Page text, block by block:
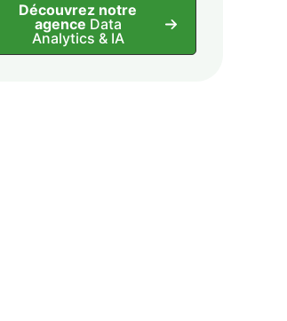
Découvrez notre
agence Data
Analytics & IA